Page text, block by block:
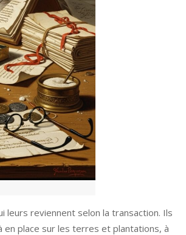
reviennent selon la transaction. Ils
place sur les terres et plantations, à